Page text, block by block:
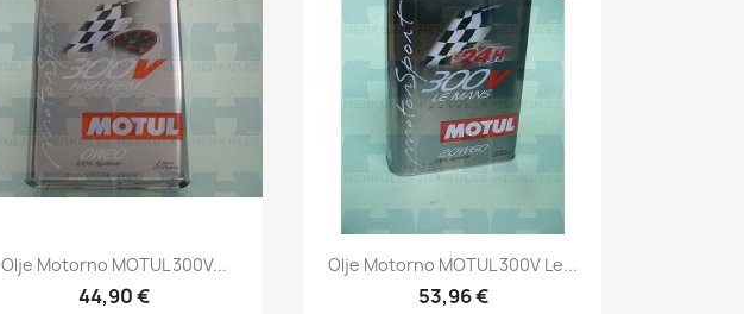
Hitri ogled
Olje Motorno MOTUL 300V...
44,90 €
Hitri ogled
Olje Motorno MOTUL 300V Le...
53,96 €